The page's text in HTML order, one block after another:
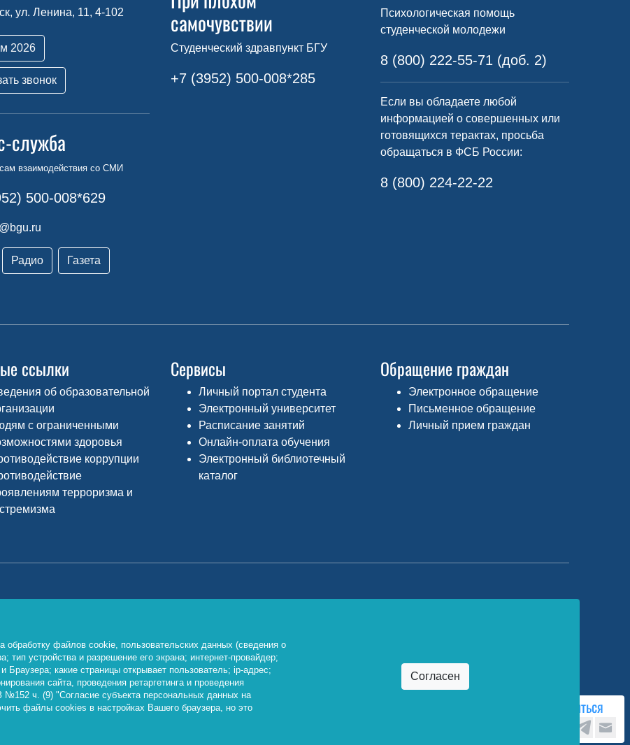
ул. Ленина, 11, 4-102
2026
звонок
служба
взаимодействия со СМИ
500-008*629
Радио Газета
самочувствии
Студенческий здравпункт БГУ
+7 (3952) 500-008*285
Психологическая помощь
студенческой молодежи
8 (800) 222-55-71 (доб. 2)
Если вы обладаете любой
информацией о совершенных или
готовящихся терактах, просьба
обращаться в ФСБ России:
8 (800) 224-22-22
ссылки
об образовательной
с ограниченными
здоровья
коррупции
терроризма и
Сервисы
Личный портал студента
Электронный университет
Расписание занятий
Онлайн-оплата обучения
Электронный библиотечный
каталог
Обращение граждан
Электронное обращение
Письменное обращение
Личный прием граждан
ФГБОУ ВО «Байкальский государственный университет»
обработку файлов cookie, пользовательских данных (сведения о
устройства и разрешение его экрана; интернет-провайдер;
какие страницы открывает пользователь; ip-адрес;
сайта, проведения ретаргетинга и проведения
№152 ч. (9) "Согласие субъекта персональных данных на
файлы cookies в настройках Вашего браузера, но это
Поделиться